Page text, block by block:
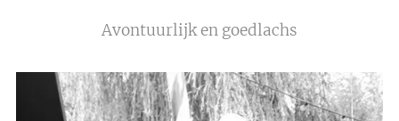
Avontuurlijk en goedlachs